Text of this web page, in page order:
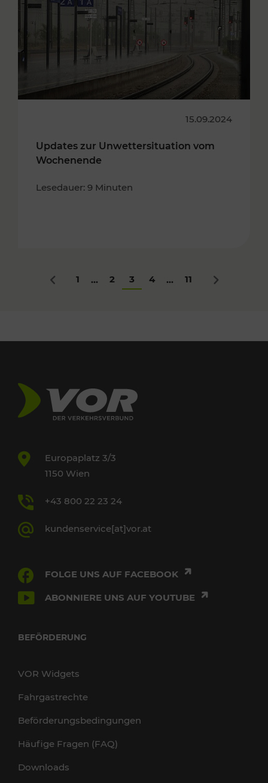
15.09.2024
Updates zur Unwettersituation vom
Wochenende
Lesedauer: 9 Minuten
Zurück
1 ... 2 3 4 ... 11 Nächstes
Europaplatz 3/3
1150 Wien
+43 800 22 23 24
kundenservice[at]vor.at
FOLGE UNS AUF FACEBOOK
ABONNIERE UNS AUF YOUTUBE
BEFÖRDERUNG
VOR Widgets
Fahrgastrechte
Beförderungsbedingungen
Häufige Fragen (FAQ)
Downloads